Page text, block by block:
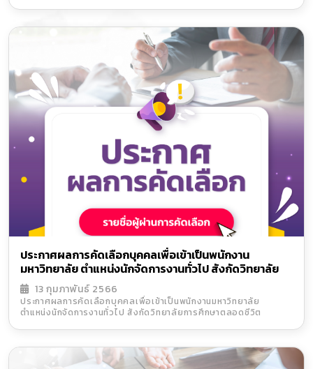
ประกาศผลการคัดเลือกบุคคลเพื่อเข้าเป็นพนักงาน
มหาวิทยาลัย ตำแหน่งนักจัดการงานทั่วไป สังกัดวิทยาลัย
การศึกษาตลอดชีวิต
13 กุมภาพันธ์ 2566
ประกาศผลการคัดเลือกบุคคลเพื่อเข้าเป็นพนักงานมหาวิทยาลัย
ตำแหน่งนักจัดการงานทั่วไป สังกัดวิทยาลัยการศึกษาตลอดชีวิต